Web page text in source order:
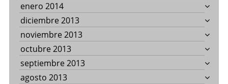
enero 2014
diciembre 2013
noviembre 2013
octubre 2013
septiembre 2013
agosto 2013